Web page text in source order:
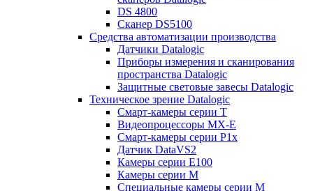
DS 4800
Сканер DS5100
Средства автоматизации производства
Датчики Datalogic
Приборы измерения и сканирования
пространства Datalogic
Защитные световые завесы Datalogic
Техническое зрение Datalogic
Смарт-камеры серии T
Видеопроцессоры MX-E
Смарт-камеры серии P1x
Датчик DataVS2
Камеры серии E100
Камеры серии M
Специальные камеры серии M